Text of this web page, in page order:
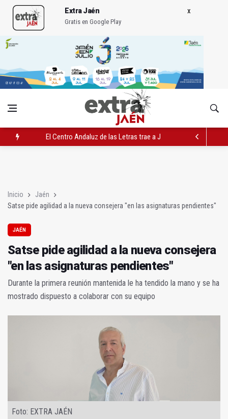
Extra Jaén
Gratis en Google Play
El Centro Andaluz de las Letras trae a Jaén al filósofo Omar
Inicio
Jaén
Satse pide agilidad a la nueva consejera "en las asignaturas pendientes"
JAÉN
Satse pide agilidad a la nueva consejera
"en las asignaturas pendientes"
Durante la primera reunión mantenida le ha tendido la mano y se ha
mostrado dispuesto a colaborar con su equipo
Foto: EXTRA JAÉN